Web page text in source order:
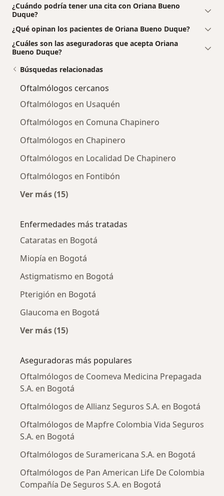
¿Cuándo podría tener una cita con Oriana Bueno
Duque?
¿Qué opinan los pacientes de Oriana Bueno Duque?
¿Cuáles son las aseguradoras que acepta Oriana
Bueno Duque?
Búsquedas relacionadas
Oftalmólogos cercanos
Oftalmólogos en Usaquén
Oftalmólogos en Comuna Chapinero
Oftalmólogos en Chapinero
Oftalmólogos en Localidad De Chapinero
Oftalmólogos en Fontibón
Ver más (15)
Enfermedades más tratadas
Cataratas en Bogotá
Miopía en Bogotá
Astigmatismo en Bogotá
Pterigión en Bogotá
Glaucoma en Bogotá
Ver más (15)
Aseguradoras más populares
Oftalmólogos de Coomeva Medicina Prepagada
S.A. en Bogotá
Oftalmólogos de Allianz Seguros S.A. en Bogotá
Oftalmólogos de Mapfre Colombia Vida Seguros
S.A. en Bogotá
Oftalmólogos de Suramericana S.A. en Bogotá
Oftalmólogos de Pan American Life De Colombia
Compañía De Seguros S.A. en Bogotá